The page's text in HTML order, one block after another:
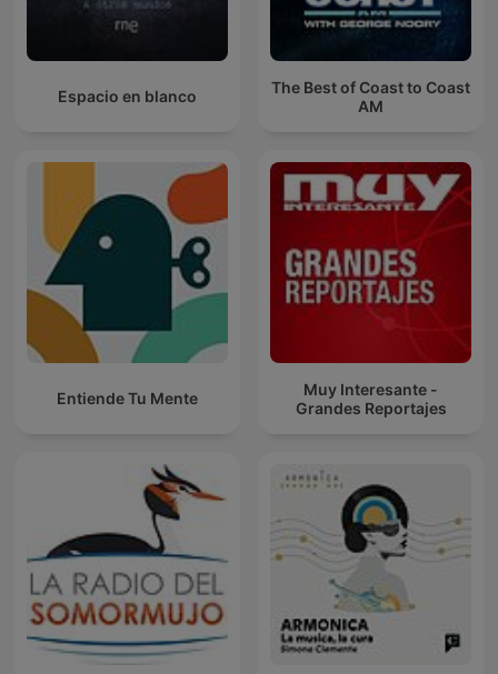
Espacio en blanco
The Best of Coast to Coast
AM
Entiende Tu Mente
Muy Interesante -
Grandes Reportajes